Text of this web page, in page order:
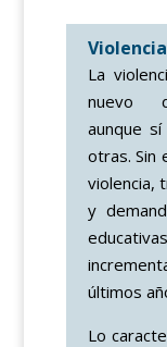
La
nuevo
aunque
otras. Sin
violencia,
y
últimos
Lo